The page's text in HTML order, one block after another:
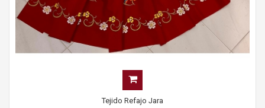
Tejido Refajo Jara